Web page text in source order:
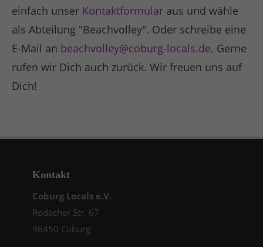
einfach unser Kontaktformular aus und wähle
als Abteilung "Beachvolley". Oder schreibe eine
E-Mail an beachvolley@coburg-locals.de. Gerne
rufen wir Dich auch zurück. Wir freuen uns auf
Dich!
Kontakt
Coburg Locals e.V.
Rodacher Str. 67
96450 Coburg